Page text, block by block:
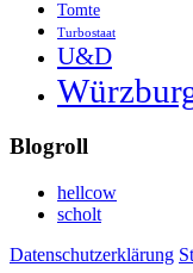
Tomte
Turbostaat
U&D
Blogroll
hellcow
scholt
Datenschutzerklärung